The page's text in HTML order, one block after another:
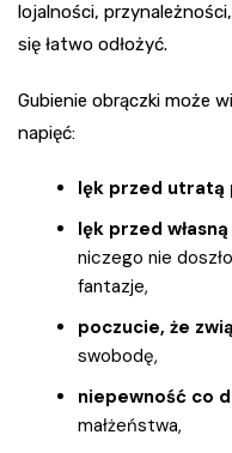
lojalności,
się łatwo odłożyć.
Gubienie obrączki może
napięć:
lęk przed utratą
lęk przed
niczego nie
fantazje,
poczucie, że
swobodę,
niepewność co
małżeństwa,